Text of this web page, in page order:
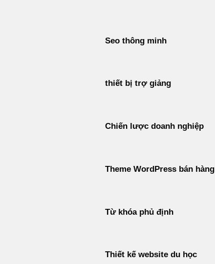
Seo thông minh
thiết bị trợ giảng
Chiến lược doanh nghiệp
Theme WordPress bán hàng
Từ khóa phủ định
Thiết kế website du học